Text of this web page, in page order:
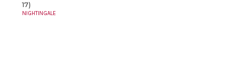
17)
NIGHTINGALE